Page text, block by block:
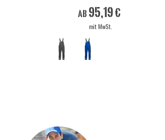
ab 95,19 €
mit MwSt.